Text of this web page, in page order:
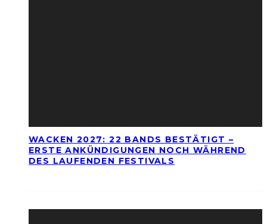
WACKEN 2027: 22 BANDS BESTÄTIGT –
ERSTE ANKÜNDIGUNGEN NOCH WÄHREND
DES LAUFENDEN FESTIVALS